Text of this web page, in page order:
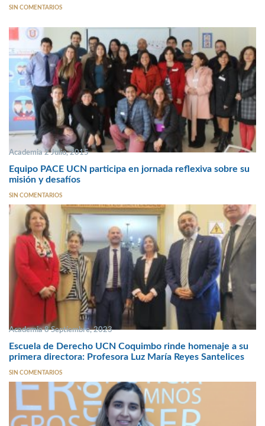
SIN COMENTARIOS
Academia 2 Julio, 2015
Equipo PACE UCN participa en jornada reflexiva sobre su
misión y desafíos
SIN COMENTARIOS
Academia 8 Septiembre, 2023
Escuela de Derecho UCN Coquimbo rinde homenaje a su
primera directora: Profesora Luz María Reyes Santelices
SIN COMENTARIOS